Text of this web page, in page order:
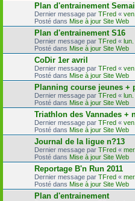
Plan d'entrainement
Dernier message par TFred «
Posté dans Mise à jour Site Web
Plan d'entrainement S16
Dernier message par TFred «
Posté dans Mise à jour Site Web
CoDir 1er avril
Dernier message par TFred «
Posté dans Mise à jour Site Web
Planning course jeunes +
Dernier message par TFred « lun.
Posté dans Mise à jour Site Web
Triathlon des Vannades +
Dernier message par TFred «
Posté dans Mise à jour Site Web
Journal de la ligue n?13
Dernier message par TFred «
Posté dans Mise à jour Site Web
Reportage B'n Run 2011
Dernier message par TFred «
Posté dans Mise à jour Site Web
Plan d'entrainement